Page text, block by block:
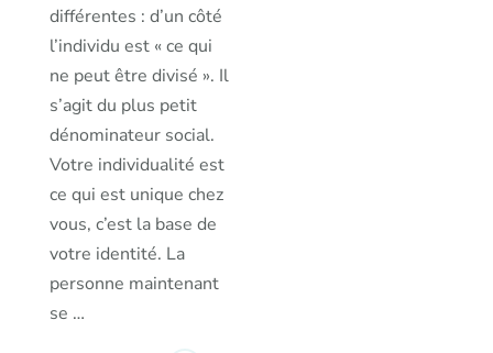
différentes : d’un côté
l’individu est « ce qui
ne peut être divisé ». Il
s’agit du plus petit
dénominateur social.
Votre individualité est
ce qui est unique chez
vous, c’est la base de
votre identité. La
personne maintenant
se …